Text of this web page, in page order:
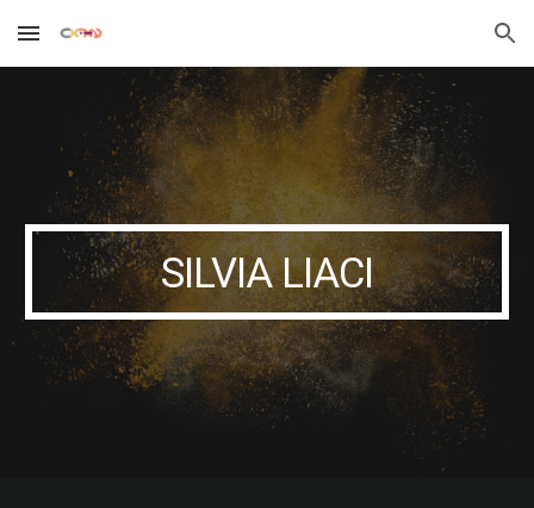
Skip to main content Skip to navigation
SILVIA LIACI